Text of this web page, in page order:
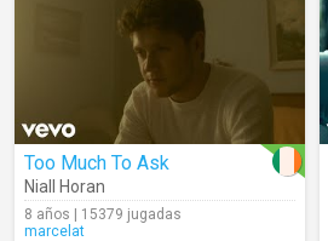
Too Much To Ask
Niall Horan
8 años | 15379 jugadas
marcelat